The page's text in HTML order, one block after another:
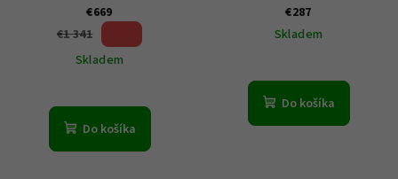
€669
€1 341
Skladem
Do košíka
€287
Skladem
Do košíka